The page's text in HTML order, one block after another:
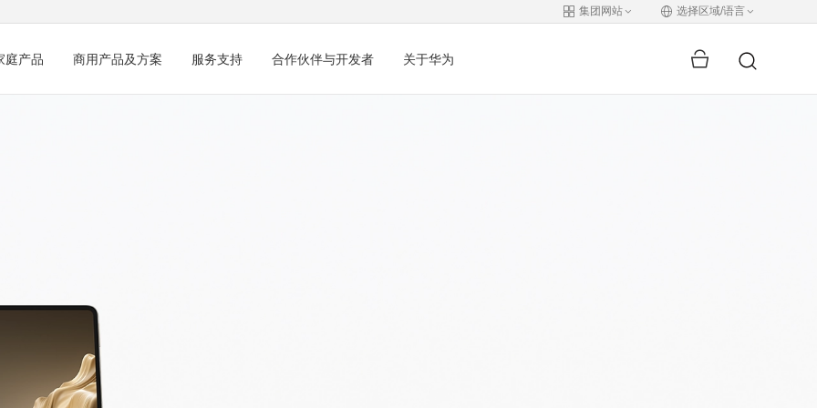
集团网站 选择区域/语言
庭产品 商用产品及方案 服务支持 合作伙伴与开发者 关于华为